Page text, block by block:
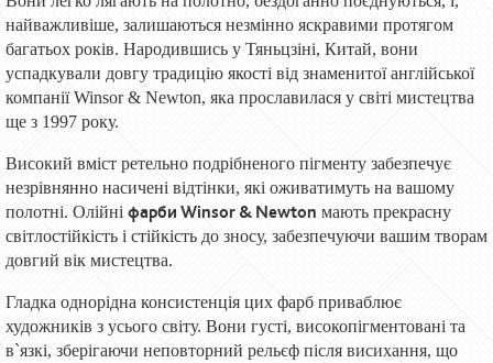
найважливіше, залишаються незмінно яскравими протягом
багатьох років. Народившись у Тяньцзіні, Китай, вони
успадкували довгу традицію якості від знаменитої англійської
компанії Winsor & Newton, яка прославилася у світі мистецтва
ще з 1997 року.
Високий вміст ретельно подрібненого пігменту забезпечує
незрівнянно насичені відтінки, які оживатимуть на вашому
полотні. Олійні фарби Winsor & Newton мають прекрасну
світлостійкість і стійкість до зносу, забезпечуючи вашим творам
довгий вік мистецтва.
Гладка однорідна консистенція цих фарб приваблює
художників з усього світу. Вони густі, високопігментовані та
в`язкі, зберігаючи неповторний рельєф після висихання, що